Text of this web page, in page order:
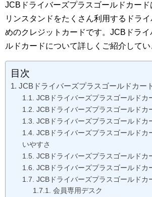
JCBドライバーズプラスゴールドカード
リンスタンドをたくさん利用するドラ
めのクレジットカードです。JCBドラ
ルドカードについて詳しくご紹介してい
目次
JCBドライバーズプラスゴールドカー
JCBドライバーズプラスゴールドカ
JCBドライバーズプラスゴールドカ
JCBドライバーズプラスゴールドカ
JCBドライバーズプラスゴールドカ
いやすさ
JCBドライバーズプラスゴールドカ
JCBドライバーズプラスゴールドカ
JCBドライバーズプラスゴールドカ
会員専用デスク